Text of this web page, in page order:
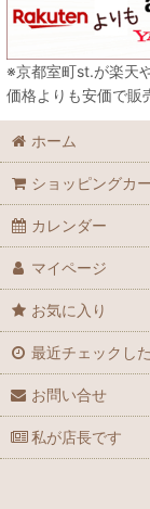
※京都室町st.が楽天
価格よりも安価で販
ホーム
ショッピングカ
カレンダー
マイページ
お気に入り
最近チェックし
お問い合せ
私が店長です